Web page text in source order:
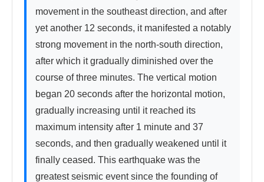
movement in the southeast direction, and after
yet another 12 seconds, it manifested a notably
strong movement in the north-south direction,
after which it gradually diminished over the
course of three minutes. The vertical motion
began 20 seconds after the horizontal motion,
gradually increasing until it reached its
maximum intensity after 1 minute and 37
seconds, and then gradually weakened until it
finally ceased. This earthquake was the
greatest seismic event since the founding of